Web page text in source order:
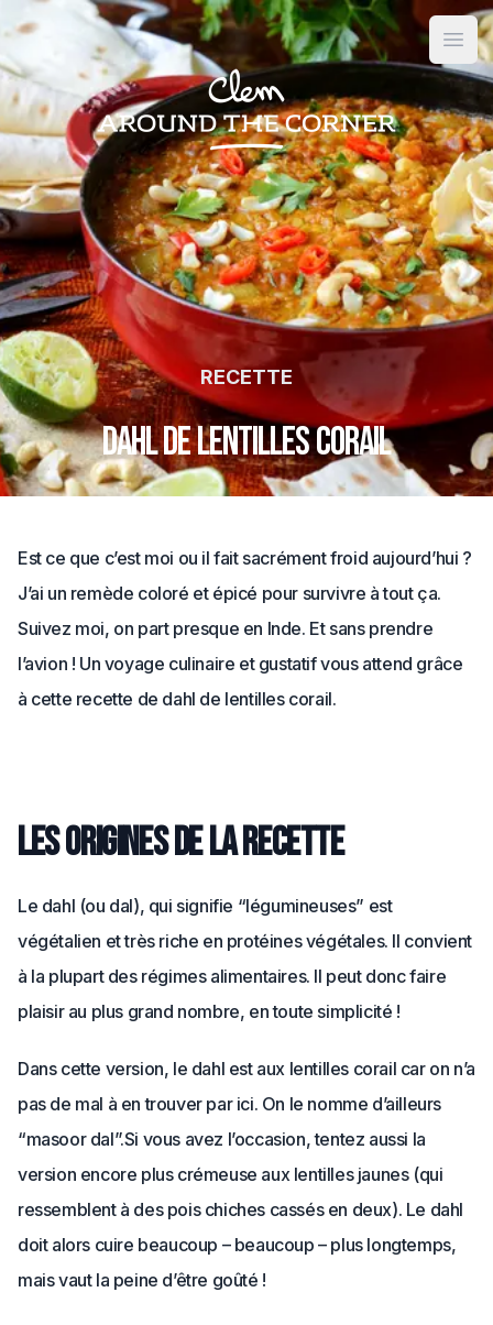
RECETTE
Dahl de lentilles corail
Est ce que c’est moi ou il fait sacrément froid aujourd’hui ?
J’ai un remède coloré et épicé pour survivre à tout ça.
Suivez moi, on part presque en Inde. Et sans prendre
l’avion ! Un voyage culinaire et gustatif vous attend grâce
à cette recette de dahl de lentilles corail.
Les origines de la recette
Le dahl (ou dal), qui signifie “légumineuses” est
végétalien et très riche en protéines végétales. Il convient
à la plupart des régimes alimentaires. Il peut donc faire
plaisir au plus grand nombre, en toute simplicité !
Dans cette version, le dahl est aux lentilles corail car on n’a
pas de mal à en trouver par ici. On le nomme d’ailleurs
“masoor dal”.Si vous avez l’occasion, tentez aussi la
version encore plus crémeuse aux lentilles jaunes (qui
ressemblent à des pois chiches cassés en deux). Le dahl
doit alors cuire beaucoup – beaucoup – plus longtemps,
mais vaut la peine d’être goûté !